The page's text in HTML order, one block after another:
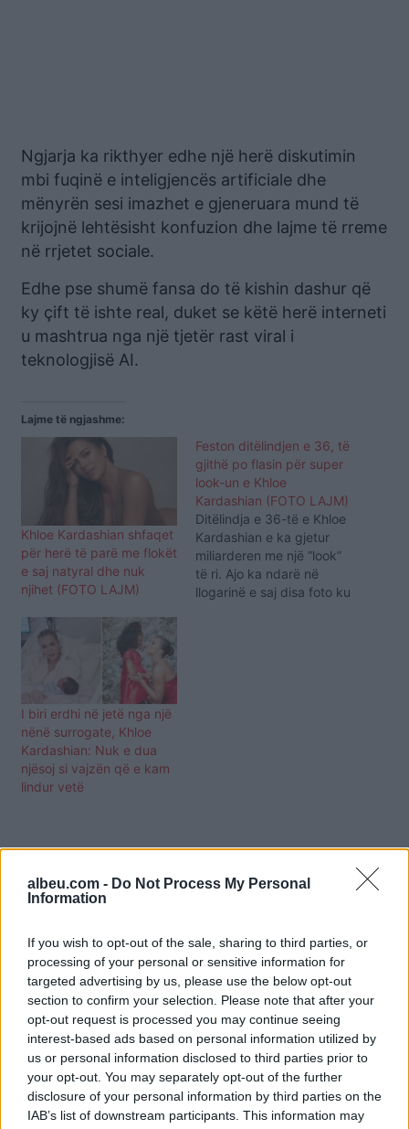
albeu.com - Do Not Process My Personal
Information
If you wish to opt-out of the sale, sharing to third parties, or
processing of your personal or sensitive information for
targeted advertising by us, please use the below opt-out
section to confirm your selection. Please note that after your
opt-out request is processed you may continue seeing
interest-based ads based on personal information utilized by
us or personal information disclosed to third parties prior to
your opt-out. You may separately opt-out of the further
disclosure of your personal information by third parties on the
IAB’s list of downstream participants. This information may
Ngjarja ka rikthyer edhe një herë diskutimin
mbi fuqinë e inteligjencës artificiale dhe
mënyrën sesi imazhet e gjeneruara mund të
krijojnë lehtësisht konfuzion dhe lajme të rreme
në rrjetet sociale.
Edhe pse shumë fansa do të kishin dashur që
ky çift të ishte real, duket se këtë herë interneti
u mashtrua nga një tjetër rast viral i
teknologjisë AI.
Lajme të ngjashme:
Khloe Kardashian shfaqet
për herë të parë me flokët
e saj natyral dhe nuk
njihet (FOTO LAJM)
Feston ditëlindjen e 36, të
gjithë po flasin për super
look-un e Khloe
Kardashian (FOTO LAJM)
Ditëlindja e 36-të e Khloe
Kardashian e ka gjetur
miliarderen me një “look”
të ri. Ajo ka ndarë në
llogarinë e saj disa foto ku
I biri erdhi në jetë nga një
nënë surrogate, Khloe
Kardashian: Nuk e dua
njësoj si vajzën që e kam
lindur vetë
Shtuarmë 21.05.2026 13:27